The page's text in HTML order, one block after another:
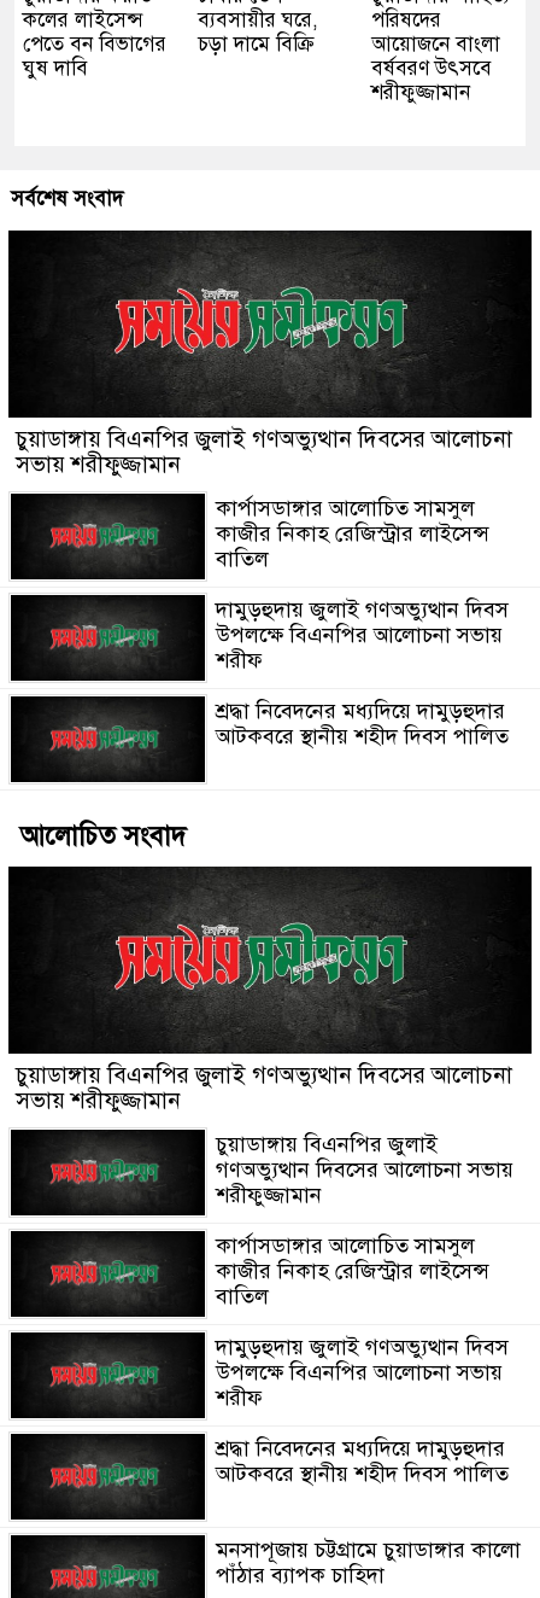
কলের লাইসেন্স
পেতে বন বিভাগের
ঘুষ দাবি
ব্যবসায়ীর ঘরে,
চড়া দামে বিক্রি
পরিষদের
আয়োজনে বাংলা
বর্ষবরণ উৎসবে
শরীফুজ্জামান
সর্বশেষ সংবাদ
চুয়াডাঙ্গায় বিএনপির জুলাই গণঅভ্যুত্থান দিবসের আলোচনা
সভায় শরীফুজ্জামান
কার্পাসডাঙ্গার আলোচিত সামসুল
কাজীর নিকাহ রেজিস্ট্রার লাইসেন্স
বাতিল
দামুড়হুদায় জুলাই গণঅভ্যুত্থান দিবস
উপলক্ষে বিএনপির আলোচনা সভায়
শরীফ
শ্রদ্ধা নিবেদনের মধ্যদিয়ে দামুড়হুদার
আটকবরে স্থানীয় শহীদ দিবস পালিত
আলোচিত সংবাদ
চুয়াডাঙ্গায় বিএনপির জুলাই গণঅভ্যুত্থান দিবসের আলোচনা
সভায় শরীফুজ্জামান
চুয়াডাঙ্গায় বিএনপির জুলাই
গণঅভ্যুত্থান দিবসের আলোচনা সভায়
শরীফুজ্জামান
কার্পাসডাঙ্গার আলোচিত সামসুল
কাজীর নিকাহ রেজিস্ট্রার লাইসেন্স
বাতিল
দামুড়হুদায় জুলাই গণঅভ্যুত্থান দিবস
উপলক্ষে বিএনপির আলোচনা সভায়
শরীফ
শ্রদ্ধা নিবেদনের মধ্যদিয়ে দামুড়হুদার
আটকবরে স্থানীয় শহীদ দিবস পালিত
মনসাপূজায় চট্টগ্রামে চুয়াডাঙ্গার কালো
পাঁঠার ব্যাপক চাহিদা